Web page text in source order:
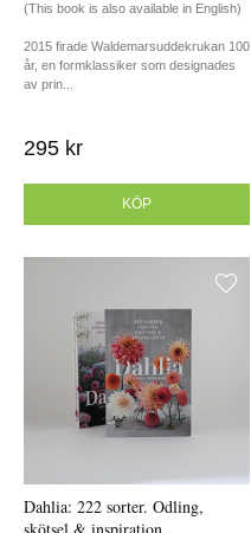
(This book is also available in English)
2015 firade Waldemarsuddekrukan 100
år, en formklassiker som designades
av prin...
295 kr
KÖP
Dahlia: 222 sorter. Odling,
skötsel & inspiration